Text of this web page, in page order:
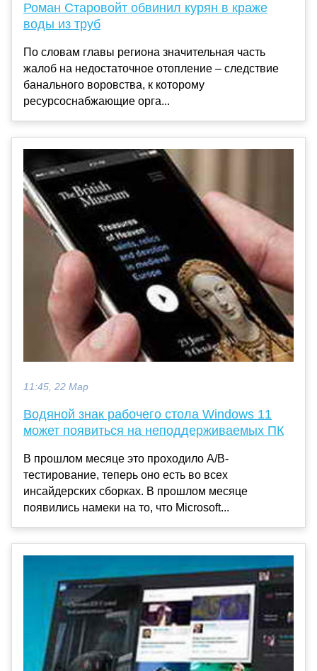
Роман Старовойт обвинил курян в краже
воды из труб
По словам главы региона значительная часть
жалоб на недостаточное отопление – следствие
банального воровства, к которому
ресурсоснабжающие орга...
11:45, 22 Мар
Водяной знак рабочего стола Windows 11
может появиться на неподдерживаемых ПК
В прошлом месяце это проходило A/B-
тестирование, теперь оно есть во всех
инсайдерских сборках. В прошлом месяце
появились намеки на то, что Microsoft...